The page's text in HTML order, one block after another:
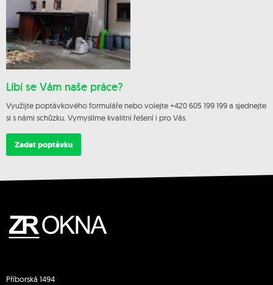
Líbí se Vám naše práce?
Využijte poptávkového formuláře nebo volejte +420 605 199 199 a sjednejte
si s námi schůzku. Vymyslíme kvalitní řešení i pro Vás.
Zadat poptávku
Příborská 1494